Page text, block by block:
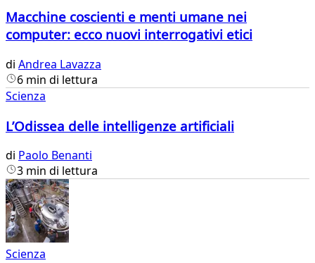
Macchine coscienti e menti umane nei
computer: ecco nuovi interrogativi etici
di Andrea Lavazza
6 min di lettura
Scienza
L’Odissea delle intelligenze artificiali
di Paolo Benanti
3 min di lettura
Scienza